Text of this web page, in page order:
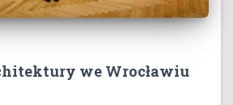
we Wrocławiu